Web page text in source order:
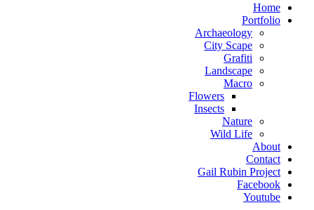
Home
Portfolio
Archaeology
City Scape
Grafiti
Landscape
Macro
Flowers
Insects
Nature
Wild Life
About
Contact
Gail Rubin Project
Facebook
Youtube